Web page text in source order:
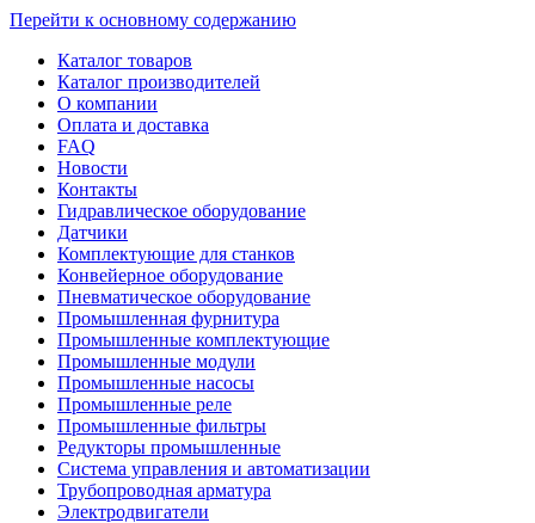
Перейти к основному содержанию
Каталог товаров
Каталог производителей
О компании
Оплата и доставка
FAQ
Новости
Контакты
Гидравлическое оборудование
Датчики
Комплектующие для станков
Конвейерное оборудование
Пневматическое оборудование
Промышленная фурнитура
Промышленные комплектующие
Промышленные модули
Промышленные насосы
Промышленные реле
Промышленные фильтры
Редукторы промышленные
Система управления и автоматизации
Трубопроводная арматура
Электродвигатели